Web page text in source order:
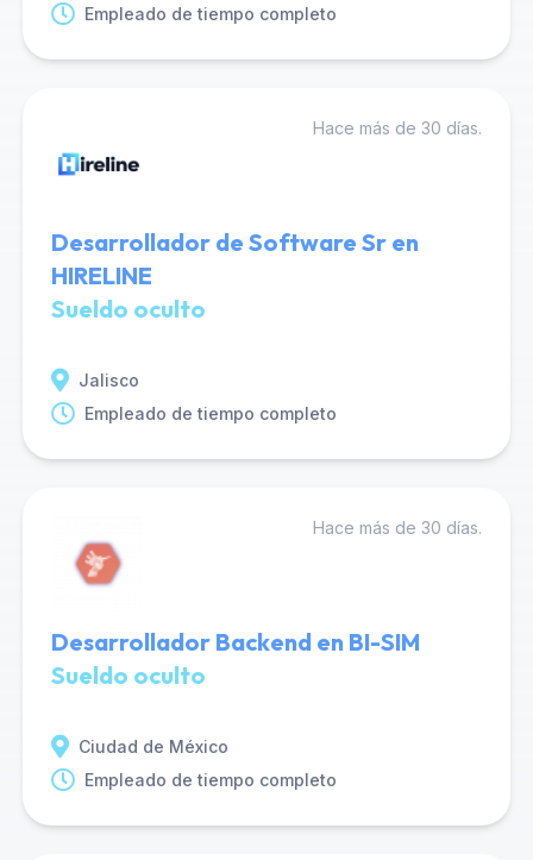
Empleado de tiempo completo
Hace más de 30 días.
Desarrollador de Software Sr en
HIRELINE
Sueldo oculto
Jalisco
Empleado de tiempo completo
Hace más de 30 días.
Desarrollador Backend en BI-SIM
Sueldo oculto
Ciudad de México
Empleado de tiempo completo